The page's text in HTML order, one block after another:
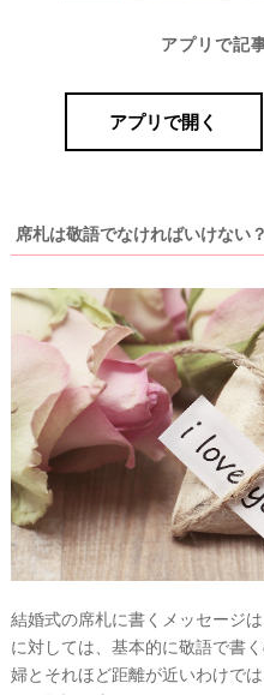
アプリで記
アプリで開く
席札は敬語でなければいけない？
結婚式の席札に書くメッセージ
に対しては、基本的に敬語で書
婦とそれほど距離が近いわけで